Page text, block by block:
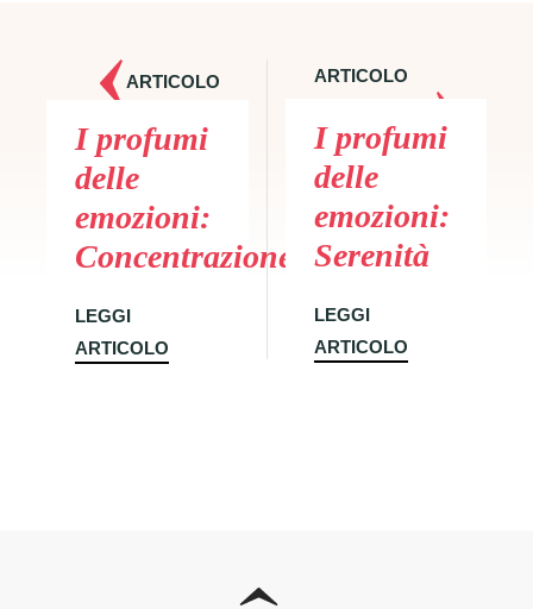
ARTICOLO
PRECEDENTE
I profumi
delle
emozioni:
Concentrazione
LEGGI
ARTICOLO
ARTICOLO
I profumi
delle
emozioni:
Serenità
LEGGI
ARTICOLO